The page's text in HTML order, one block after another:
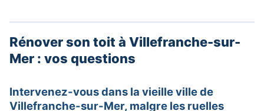
Rénover son toit à Villefranche-sur-
Mer : vos questions
Intervenez-vous dans la vieille ville de
Villefranche-sur-Mer, malgre les ruelles